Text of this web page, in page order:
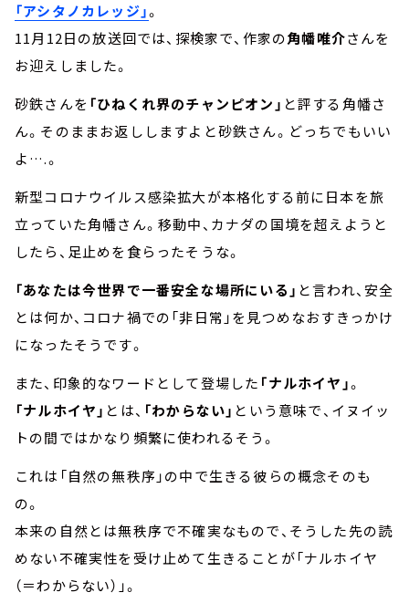
「アシタノカレッジ」。
11月12日の放送回では、探検家で、作家の角幡唯介さんを
お迎えしました。
砂鉄さんを 「ひねくれ界のチャンピオン」 と評する角幡さ
ん。そのままお返ししますよと砂鉄さん。どっちでもいい
よ….。
新型コロナウイルス感染拡大が本格化する前に日本を旅
立っていた角幡さん。移動中、カナダの国境を超えようと
したら、足止めを食らったそうな。
「あなたは今世界で一番安全な場所にいる」 と言われ、安全
とは何か、コロナ禍での「非日常」を見つめなおすきっかけ
になったそうです。
また、印象的なワードとして登場した 「ナルホイヤ」。
「ナルホイヤ」 とは、 「わからない」 という意味で、イヌイッ
トの間ではかなり頻繁に使われるそう。
これは「自然の無秩序」の中で生きる彼らの概念そのも
の。
本来の自然とは無秩序で不確実なもので、そうした先の読
めない不確実性を受け止めて生きることが「ナルホイヤ
（＝わからない）」。